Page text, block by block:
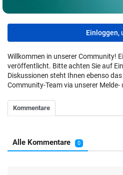
Einloggen,
Willkommen in unserer Community!
veröffentlicht. Bitte achten Sie auf
Diskussionen steht Ihnen ebenso das
Community-Team via unserer